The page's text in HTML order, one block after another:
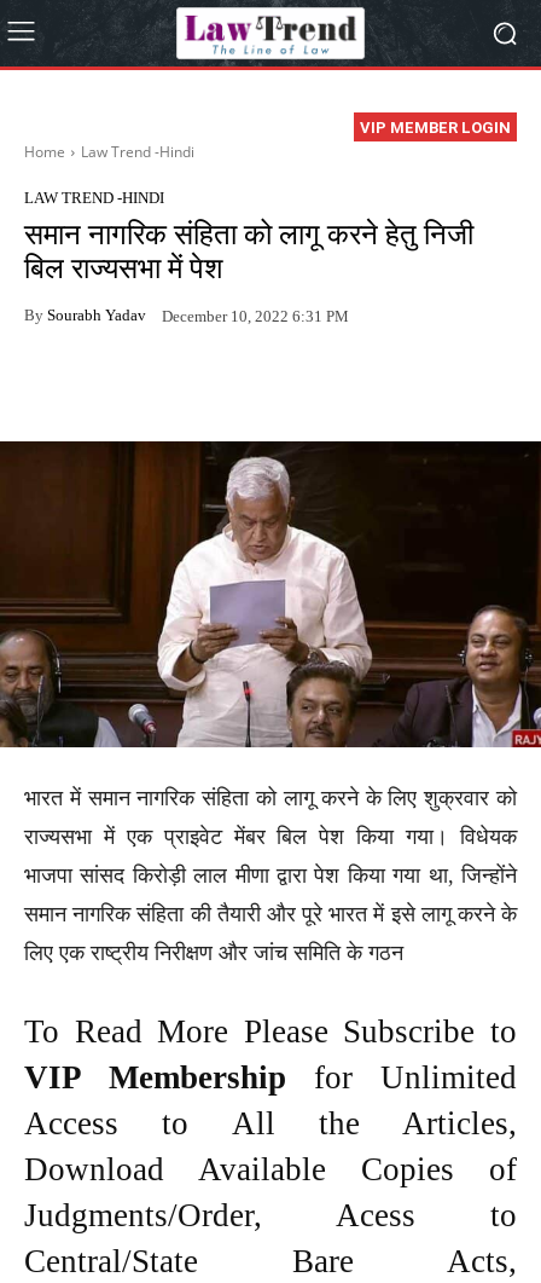
VIP MEMBER LOGIN
Home Law Trend -Hindi
LAW TREND -HINDI
समान नागरिक संहिता को लागू करने हेतु निजी
बिल राज्यसभा में पेश
By Sourabh Yadav December 10, 2022 6:31 PM
भारत में समान नागरिक संहिता को लागू करने के लिए शुक्रवार को
राज्यसभा में एक प्राइवेट मेंबर बिल पेश किया गया। विधेयक
भाजपा सांसद किरोड़ी लाल मीणा द्वारा पेश किया गया था, जिन्होंने
समान नागरिक संहिता की तैयारी और पूरे भारत में इसे लागू करने के
लिए एक राष्ट्रीय निरीक्षण और जांच समिति के गठन
To Read More Please Subscribe to
VIP Membership for Unlimited
Access to All the Articles,
Download Available Copies of
Judgments/Order, Acess to
Central/State Bare Acts,